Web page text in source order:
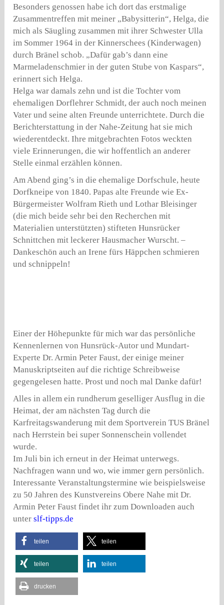
Besonders genossen habe ich dort das erstmalige
Zusammentreffen mit meiner „Babysitterin“, Helga, die
mich als Säugling zusammen mit ihrer Schwester Ulla
im Sommer 1964 in der Kinnerschees (Kinderwagen)
durch Bränel schob. „Dafür gab’s dann eine
Marmeladenschmier in der guten Stube von Kaspars“,
erinnert sich Helga.
Helga war damals zehn und ist die Tochter vom
ehemaligen Dorflehrer Schmidt, der auch noch meinen
Vater und seine alten Freunde unterrichtete. Durch die
Berichterstattung in der Nahe-Zeitung hat sie mich
wiederentdeckt. Ihre mitgebrachten Fotos weckten
viele Erinnerungen, die wir hoffentlich an anderer
Stelle einmal erzählen können.
Am Abend ging’s in die ehemalige Dorfschule, heute
Dorfkneipe von 1840. Papas alte Freunde wie Ex-
Bürgermeister Wolfram Rieth und Lothar Bleisinger
(die mich beide sehr bei den Recherchen mit
Materialien unterstützten) stifteten Hunsrücker
Schnittchen mit leckerer Hausmacher Wurscht. –
Dankeschön auch an Irene fürs Häppchen schmieren
und schnippeln!
Einer der Höhepunkte für mich war das persönliche
Kennenlernen von Hunsrück-Autor und Mundart-
Experte Dr. Armin Peter Faust, der einige meiner
Manuskriptseiten auf die richtige Schreibweise
gegengelesen hatte. Prost und noch mal Danke dafür!
Alles in allem ein rundherum geselliger Ausflug in die
Heimat, der am nächsten Tag durch die
Karfreitagswanderung mit dem Sportverein TUS Bränel
nach Herrstein bei super Sonnenschein vollendet
wurde.
Im Juli bin ich erneut in der Heimat unterwegs.
Nachfragen wann und wo, wie immer gern persönlich.
Interessante Veranstaltungstermine wie beispielsweise
zu 50 Jahren des Kunstvereins Obere Nahe mit Dr.
Armin Peter Faust findet ihr zum Downloaden auch
unterslf-tipps.de
teilen teilen
teilen teilen
drucken